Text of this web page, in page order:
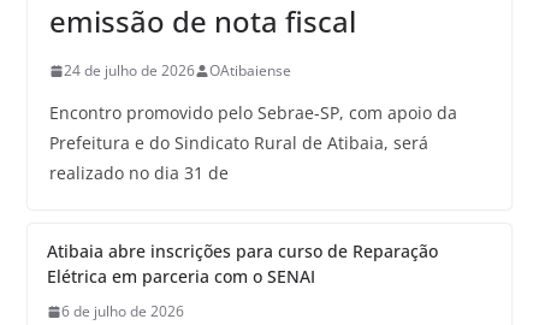
emissão de nota fiscal
24 de julho de 2026 OAtibaiense
Encontro promovido pelo Sebrae-SP, com apoio da
Prefeitura e do Sindicato Rural de Atibaia, será
realizado no dia 31 de
Atibaia abre inscrições para curso de Reparação
Elétrica em parceria com o SENAI
6 de julho de 2026